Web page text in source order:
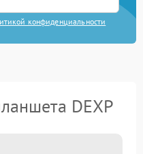
конфиденциальности
DEXP